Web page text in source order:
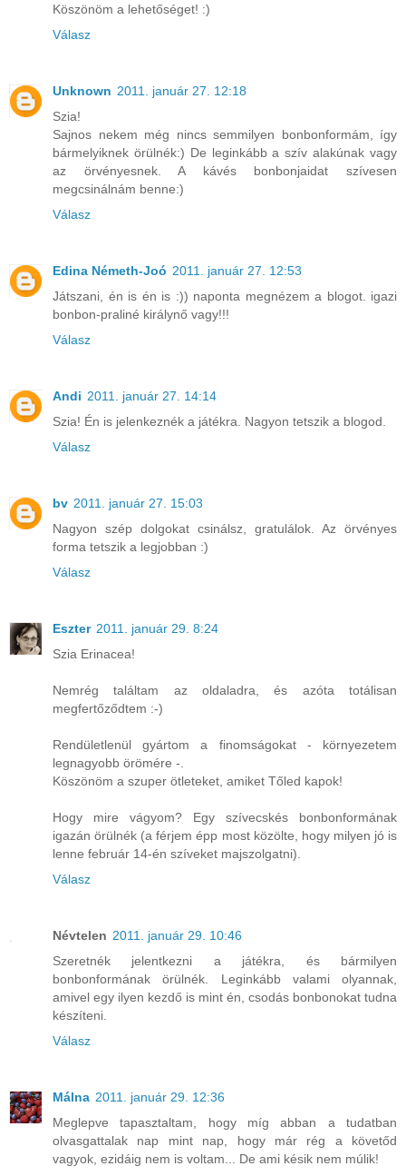
Köszönöm a lehetőséget! :)
Válasz
Unknown 2011. január 27. 12:18
Szia!
Sajnos nekem még nincs semmilyen bonbonformám, így
bármelyiknek örülnék:) De leginkább a szív alakúnak vagy
az örvényesnek. A kávés bonbonjaidat szívesen
megcsinálnám benne:)
Válasz
Edina Németh-Joó 2011. január 27. 12:53
Játszani, én is én is :)) naponta megnézem a blogot. igazi
bonbon-praliné királynő vagy!!!
Válasz
Andi 2011. január 27. 14:14
Szia! Én is jelenkeznék a játékra. Nagyon tetszik a blogod.
Válasz
bv 2011. január 27. 15:03
Nagyon szép dolgokat csinálsz, gratulálok. Az örvényes
forma tetszik a legjobban :)
Válasz
Eszter 2011. január 29. 8:24
Szia Erinacea!
Nemrég találtam az oldaladra, és azóta totálisan
megfertőződtem :-)
Rendületlenül gyártom a finomságokat - környezetem
legnagyobb örömére -.
Köszönöm a szuper ötleteket, amiket Tőled kapok!
Hogy mire vágyom? Egy szívecskés bonbonformának
igazán örülnék (a férjem épp most közölte, hogy milyen jó is
lenne február 14-én szíveket majszolgatni).
Válasz
Névtelen 2011. január 29. 10:46
Szeretnék jelentkezni a játékra, és bármilyen
bonbonformának örülnék. Leginkább valami olyannak,
amivel egy ilyen kezdő is mint én, csodás bonbonokat tudna
készíteni.
Válasz
Málna 2011. január 29. 12:36
Meglepve tapasztaltam, hogy míg abban a tudatban
olvasgattalak nap mint nap, hogy már rég a követőd
vagyok, ezidáig nem is voltam... De ami késik nem múlik!